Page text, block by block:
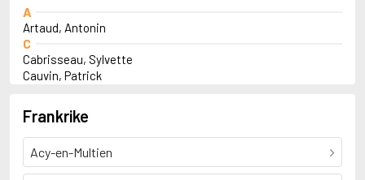
A
Artaud, Antonin
C
Cabrisseau, Sylvette
Cauvin, Patrick
Duchesne, Pierre
E
Erdstein, Erich
J
Japrisot, Sébastien
Frankrike
Acy-en-Multien